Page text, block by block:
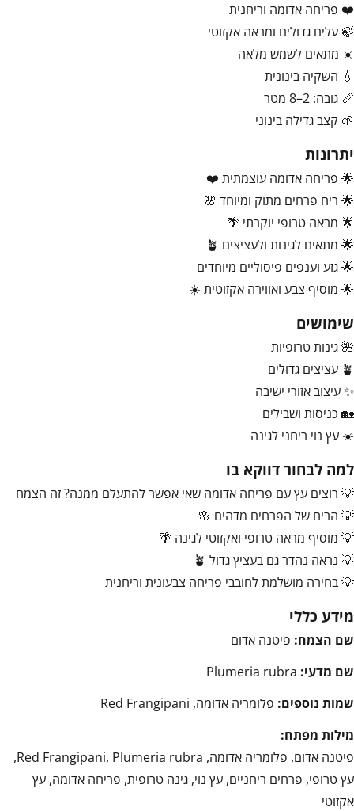
❤️ פריחה אדומה וריחנית
🍃 עלים גדולים ומראה אקזוטי
☀️ מתאים לשמש מלאה
💧 השקיה בינונית
📏 גובה: 2–8 מטר
🌱 קצב גדילה בינוני
יתרונות
🌟 פריחה אדומה עוצמתית ❤️
🌟 ריח פרחים מתוק ומיוחד 🌸
🌟 מראה טרופי יוקרתי 🌴
🌟 מתאים לגינות ולעציצים 🪴
🌟 גזע וענפים פיסוליים מיוחדים
🌟 מוסיף צבע ואווירה אקזוטית ☀️
שימושים
🌺 גינות טרופיות
🪴 עציצים גדולים
✨ עיצוב אזורי ישיבה
🏡 כניסות ושבילים
☀️ עץ נוי ריחני לגינה
למה לבחור דווקא בו
💡 רוצים עץ עם פריחה אדומה שאי אפשר להתעלם ממנה? זה הצמח
💡 הריח של הפרחים מדהים 🌸
💡 מוסיף מראה טרופי ואקזוטי לגינה 🌴
💡 נראה נהדר גם בעציץ גדול 🪴
💡 בחירה מושלמת לחובבי פריחה צבעונית וריחנית
מידע כללי
שם הצמח: פיטנה אדום
שם מדעי:
שמות נוספים: פלומריה אדומה, Red Frangipani
מילות מפתח:
פיטנה אדום, פלומריה אדומה, Red Frangipani, Plumeria rubra,
עץ טרופי, פרחים ריחניים, עץ נוי, גינה טרופית, פריחה אדומה, עץ
אקזוטי